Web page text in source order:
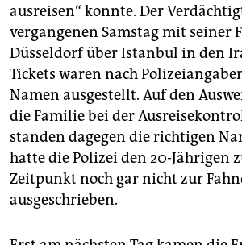
ausreisen“ konnte. Der
vergangenen Samstag mit seiner
Düsseldorf über Istanbul in den
Tickets waren nach
Namen ausgestellt. Auf den
die Familie bei der
standen dagegen die richtigen
hatte die Polizei den 20-Jährigen
Zeitpunkt noch gar nicht zur
ausgeschrieben.